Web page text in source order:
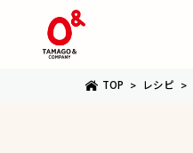
TOP レシピ